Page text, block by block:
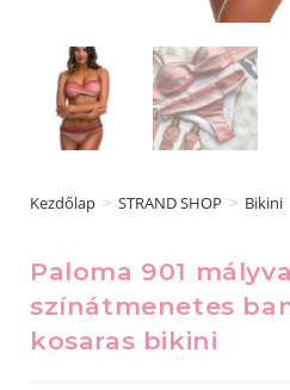
Kezdőlap > STRAND SHOP > Bikini
Paloma 901
színátmenetes
kosaras bikini